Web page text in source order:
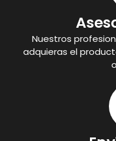
Nuestros
adquieras el